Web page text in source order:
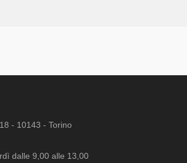
- 10143 - Torino
dalle 9,00 alle 13,00